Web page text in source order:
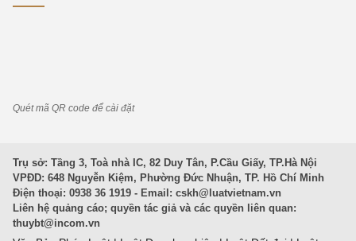
Quét mã QR code để cài đặt
Trụ sở: Tầng 3, Toà nhà IC, 82 Duy Tân, P.Cầu Giấy, TP.Hà Nội
VPĐD: 648 Nguyễn Kiệm, Phường Đức Nhuận, TP. Hồ Chí Minh
Điện thoại: 0938 36 1919 - Email: cskh@luatvietnam.vn
Liên hệ quảng cáo; quyền tác giả và các quyền liên quan:
thuybt@incom.vn